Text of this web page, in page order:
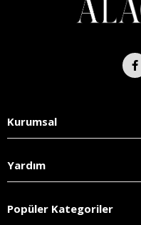
Kurumsal
Yardım
Popüler Kategoriler